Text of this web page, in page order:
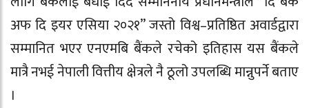
अफ दि इयर एसिया २०२१” जस्तो विश्व–प्रतिष्ठित अवार्डद्वारा
सम्मानित भएर एनएमबि बैंकले रचेको इतिहास यस बैंकले
मात्रै नभई नेपाली वित्तीय क्षेत्रले नै ठूलो उपलब्धि मान्नुपर्ने बताए
।